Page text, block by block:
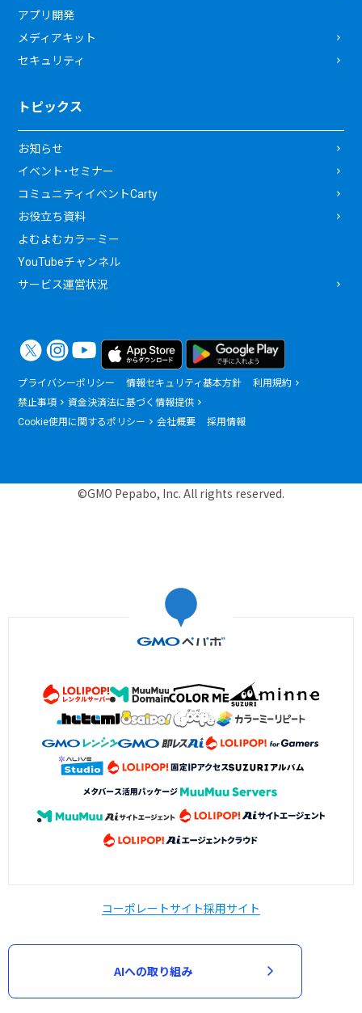
アプリ開発
メディアキット
セキュリティ
トピックス
お知らせ
イベント・セミナー
コミュニティイベントCarty
お役立ち資料
よむよむカラーミー
YouTubeチャンネル
サービス運営状況
プライバシーポリシー 情報セキュリティ基本方針
利用規約
禁止事項
資金決済法に基づく情報提供
Cookie使用に関するポリシー
会社概要 採用情報
©GMO Pepabo, Inc. All rights reserved.
コーポレートサイト採用サイト
AIへの取り組み